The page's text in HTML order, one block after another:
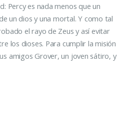
Percy es nada menos que un
un dios y una mortal. Y como tal
el rayo de Zeus y así evitar
los dioses. Para cumplir la misión
amigos Grover, un joven sátiro, y